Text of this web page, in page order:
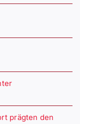
prägten den